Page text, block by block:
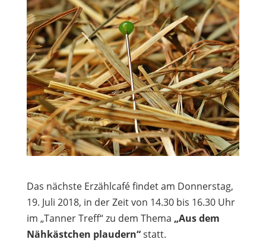
Das nächste Erzählcafé findet am Donnerstag,
19. Juli 2018, in der Zeit von 14.30 bis 16.30 Uhr
im „Tanner Treff“ zu dem Thema „Aus dem
Nähkästchen plaudern“statt.